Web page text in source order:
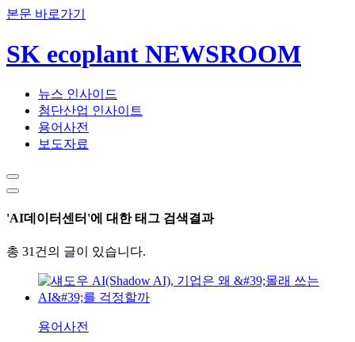
본문 바로가기
SK ecoplant NEWSROOM
뉴스 인사이드
첨단산업 인사이트
용어사전
보도자료
'AI데이터센터'에 대한 태그 검색결과
총 31건의 글이 있습니다.
용어사전